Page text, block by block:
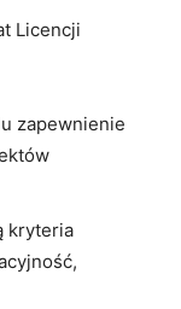
Licencji
zapewnienie
kryteria